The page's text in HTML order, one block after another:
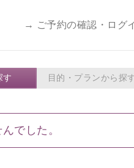
→ ご予約の確認・ログ
す 目的・プランから探
でした。